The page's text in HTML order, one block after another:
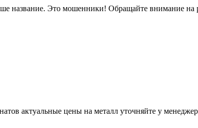
название. Это мошенники! Обращайте внимание на
актуальные цены на металл уточняйте у